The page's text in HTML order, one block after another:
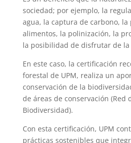
sociedad; por ejemplo, la
agua, la captura de carbono, la
alimentos, la polinización, la
la posibilidad de disfrutar de la
En este caso, la certificación
forestal de UPM, realiza un
conservación de la
de áreas de conservación (Red
Biodiversidad).
Con esta certificación, UPM
prácticas sostenibles que